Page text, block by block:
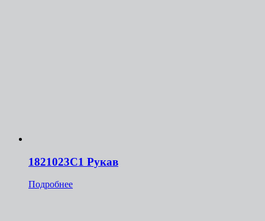
1821023C1 Рукав
Подробнее